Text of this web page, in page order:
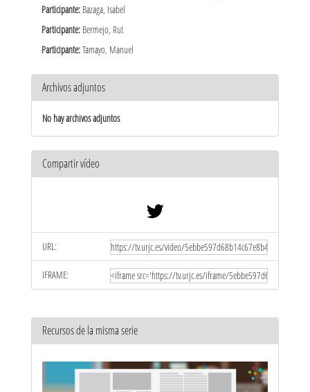
Participante: Bazaga, Isabel
Participante: Bermejo, Rut
Participante:Tamayo, Manuel
Archivos adjuntos
No hay archivos adjuntos
Compartir vídeo
URL:
IFRAME:
Recursos de la misma serie